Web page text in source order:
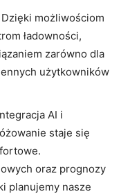
Dzięki możliwościom
ładowności,
zarówno‌ dla
użytkowników
AI i
staje⁣ się
oraz prognozy
planujemy nasze